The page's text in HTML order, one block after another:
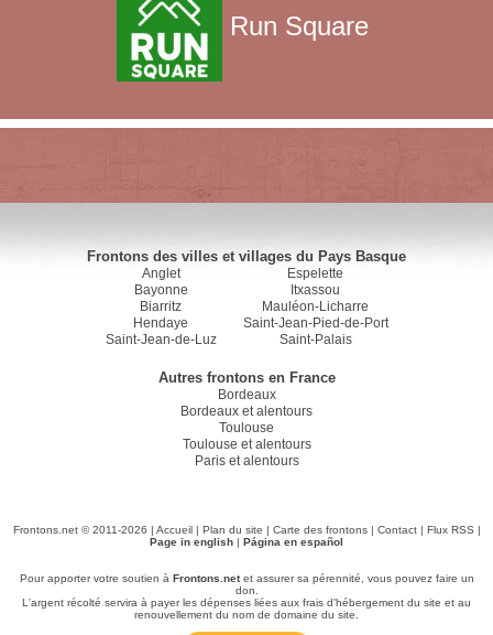
Run Square
Frontons des villes et villages du Pays Basque
Anglet
Bayonne
Biarritz
Hendaye
Saint-Jean-de-Luz
Espelette
Itxassou
Mauléon-Licharre
Saint-Jean-Pied-de-Port
Saint-Palais
Autres frontons en France
Bordeaux
Bordeaux et alentours
Toulouse
Toulouse et alentours
Paris et alentours
Frontons.net © 2011-2026 | Accueil| Plan du site | Carte des frontons| Contact| Flux RSS |
Page in english | Página en español
Pour apporter votre soutien à Frontons.netet assurer sa pérennité, vous pouvez faire un
don.
L'argent récolté servira à payer les dépenses liées aux frais d'hébergement du site et au
renouvellement du nom de domaine du site.